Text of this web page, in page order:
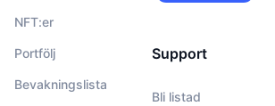
NFT:er
Portfölj
Bevakningslista
Support
Bli listad